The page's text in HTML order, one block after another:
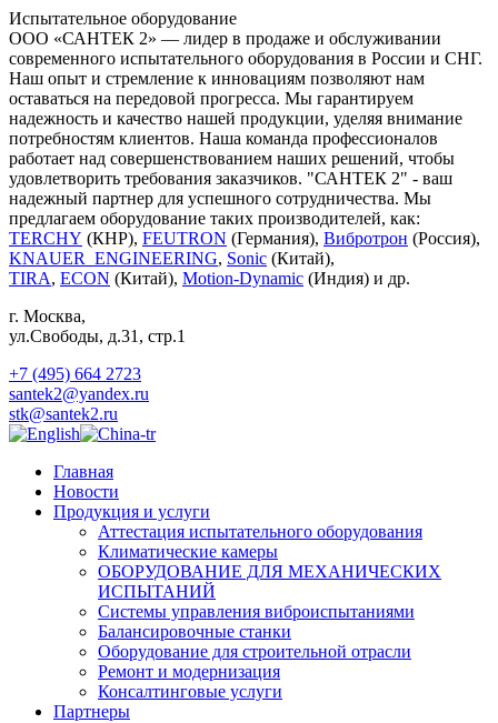
Испытательное оборудование
ООО «САНТЕК 2» — лидер в продаже и обслуживании
современного испытательного оборудования в России и СНГ.
Наш опыт и стремление к инновациям позволяют нам
оставаться на передовой прогресса. Мы гарантируем
надежность и качество нашей продукции, уделяя внимание
потребностям клиентов. Наша команда профессионалов
работает над совершенствованием наших решений, чтобы
удовлетворить требования заказчиков. "САНТЕК 2" - ваш
надежный партнер для успешного сотрудничества. Мы
предлагаем оборудование таких производителей, как:
TERCHY (КНР), FEUTRON (Германия), Вибротрон (Россия),
KNAUER_ENGINEERING, Sonic (Китай),
TIRA, ECON (Китай), Motion-Dynamic (Индия) и др.
г. Москва,
ул.Свободы, д.31, стр.1
+7 (495) 664 2723
santek2@yandex.ru
stk@santek2.ru
Главная
Новости
Продукция и услуги
Аттестация испытательного оборудования
Климатические камеры
ОБОРУДОВАНИЕ ДЛЯ МЕХАНИЧЕСКИХ
ИСПЫТАНИЙ
Системы управления виброиспытаниями
Балансировочные станки
Оборудование для строительной отрасли
Ремонт и модернизация
Консалтинговые услуги
Партнеры